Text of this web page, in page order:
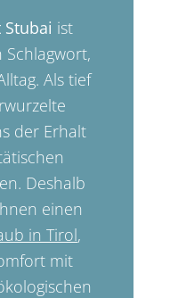
ist
Als tief
der Erhalt
Deshalb
einen
in Tirol,
mit